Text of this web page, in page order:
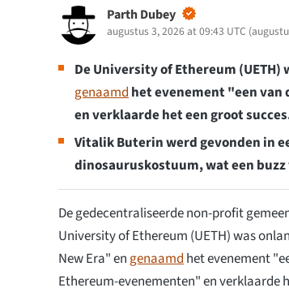
Parth Dubey
augustus 3, 2026 at 09:43 UTC (
De University of Ethereum
genaamd het evenement "een
en verklaarde het een groot
Vitalik Buterin werd gevonden in
dinosauruskostuum, wat een
De gedecentraliseerde non-profit
University of Ethereum (UETH) was
New Era" en genaamd het evenement
Ethereum-evenementen" en verklaarde